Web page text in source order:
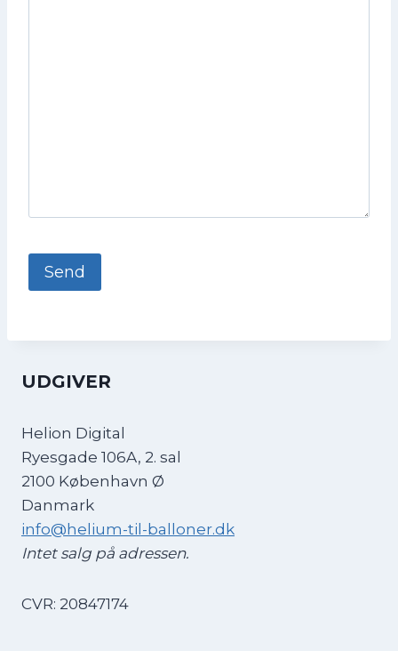
UDGIVER
Helion Digital
Ryesgade 106A, 2. sal
2100 København Ø
Danmark
info@helium-til-balloner.dk
Intet salg på adressen.
CVR: 20847174